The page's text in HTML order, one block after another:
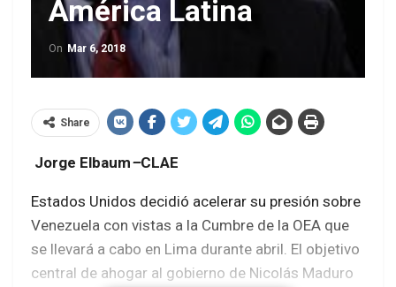
América Latina
On Mar 6, 2018
Share
Jorge Elbaum–CLAE
Estados Unidos decidió acelerar su presión sobre
Venezuela con vistas a la Cumbre de la OEA que
se llevará a cabo en Lima durante abril. El objetivo
central de ahogar al gobierno de Nicolás Maduro